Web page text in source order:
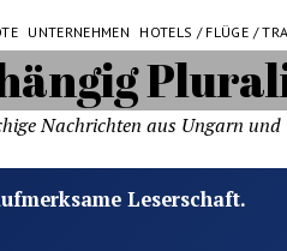
UNTERNEHMEN HOTELS / FLÜGE /
Nachrichten aus Ungarn und
Leserschaft.